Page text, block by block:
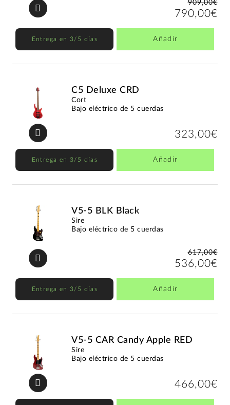
909,00€
790,00€
Entrega en 3/5 días Añadir
C5 Deluxe CRD
Cort
Bajo eléctrico de 5 cuerdas
323,00€
Entrega en 3/5 días Añadir
V5-5 BLK Black
Sire
Bajo eléctrico de 5 cuerdas
617,00€
536,00€
Entrega en 3/5 días Añadir
V5-5 CAR Candy Apple RED
Sire
Bajo eléctrico de 5 cuerdas
466,00€